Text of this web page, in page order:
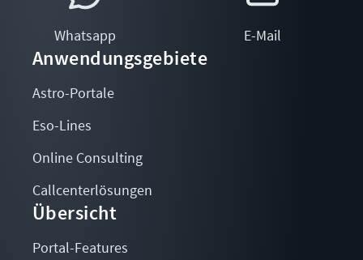
Whatsapp E-Mail
Anwendungsgebiete
Astro-Portale
Eso-Lines
Online Consulting
Callcenterlösungen
Übersicht
Portal-Features